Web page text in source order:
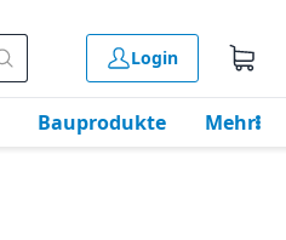
Login
Bauprodukte Mehr